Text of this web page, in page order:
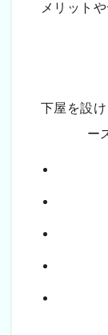
メリット
下屋を設
ー